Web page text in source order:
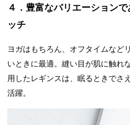
４．豊富なバリエーション
ッチ
ヨガはもちろん、 オフタイムなど
いときに最適。 縫い目が肌に触れ
用したレギンスは、 眠るときでさ
活躍。